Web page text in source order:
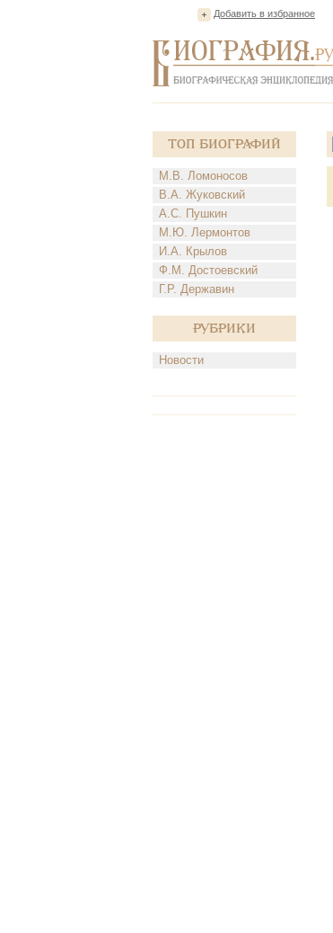
Добавить в избранное
Топ Биографий
М.В. Ломоносов
В.А. Жуковский
А.С. Пушкин
М.Ю. Лермонтов
И.А. Крылов
Ф.М. Достоевский
Г.Р. Державин
Рубрики
Новости